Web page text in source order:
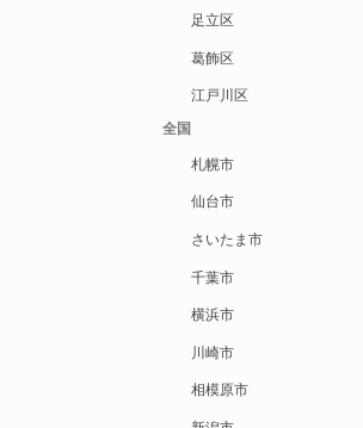
足立区
葛飾区
江戸川区
全国
札幌市
仙台市
さいたま市
千葉市
横浜市
川崎市
相模原市